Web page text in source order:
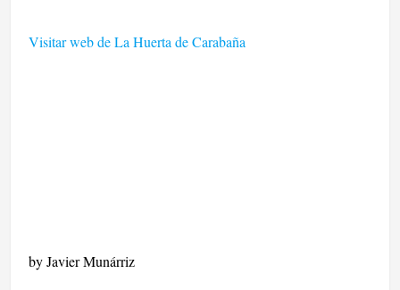
Visitar web de La Huerta de Carabaña
by Javier Munárriz